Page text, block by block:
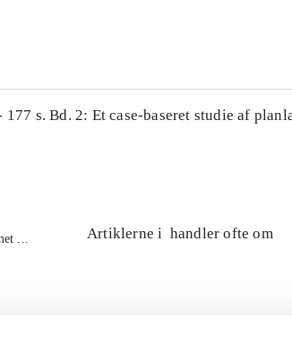
s. Bd. 2: Et case-baseret studie af
...
Artiklerne i handler ofte om